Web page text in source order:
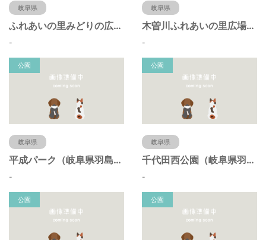
岐阜県
ふれあいの里みどりの広場（岐阜県羽島市）
-
岐阜県
木曽川ふれあいの里広場（岐阜県羽島市）
-
公園
岐阜県
平成パーク（岐阜県羽島市）
-
公園
岐阜県
千代田西公園（岐阜県羽島市）
-
公園 公園